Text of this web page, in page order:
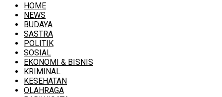
HOME
NEWS
BUDAYA
SASTRA
POLITIK
SOSIAL
EKONOMI & BISNIS
KRIMINAL
KESEHATAN
OLAHRAGA